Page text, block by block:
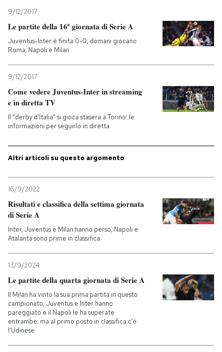
9/12/2017
Le partite della 16ª giornata di Serie A
Juventus-Inter è finita 0-0, domani giocano
Roma, Napoli e Milan
9/12/2017
Come vedere Juventus-Inter in streaming
e in diretta TV
Il "derby d'Italia" si gioca stasera a Torino: le
informazioni per seguirlo in diretta
Altri articoli su questo argomento
16/9/2022
Risultati e classifica della settima giornata
di Serie A
Inter, Juventus e Milan hanno perso, Napoli e
Atalanta sono prime in classifica
13/9/2024
Le partite della quarta giornata di Serie A
Il Milan ha vinto la sua prima partita in questo
campionato, Juventus e Inter hanno
pareggiato e il Napoli le ha superate
entrambe: ma al primo posto in classifica c'è
l'Udinese